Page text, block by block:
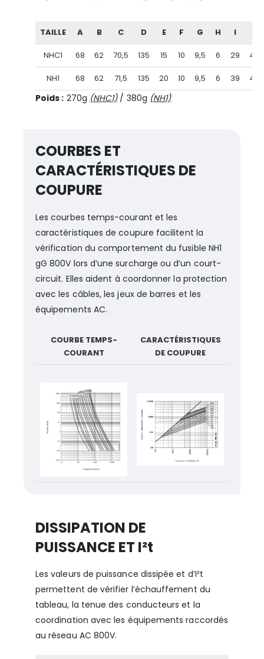
TAILLE A B C D E F G H I
NHC1 68 62 70,5 135 15 10 9,5 6 29 40
NH1 68 62 71,5 135 20 10 9,5 6 39 40
Poids : 270g (NHC1)/ 380g (NH1)
COURBES ET
CARACTÉRISTIQUES DE
COUPURE
Les courbes temps-courant et les
caractéristiques de coupure facilitent la
vérification du comportement du fusible NH1
gG 800V lors d’une surcharge ou d’un court-
circuit. Elles aident à coordonner la protection
avec les câbles, les jeux de barres et les
équipements AC.
COURBE TEMPS-
COURANT
CARACTÉRISTIQUES
DE COUPURE
DISSIPATION DE
PUISSANCE ET I²t
Les valeurs de puissance dissipée et d’I²t
permettent de vérifier l’échauffement du
tableau, la tenue des conducteurs et la
coordination avec les équipements raccordés
au réseau AC 800V.